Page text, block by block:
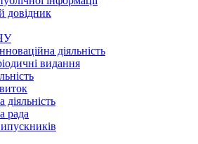
довідник
діяльність
видання
рада